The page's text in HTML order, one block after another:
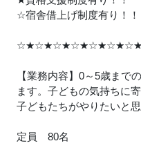
☆宿舎借上げ制度有り！！
☆★☆★☆★☆★☆★☆★☆★
【業務内容】0～5歳まで
ます。子どもの気持ちに
子どもたちがやりたいと
定員 80名